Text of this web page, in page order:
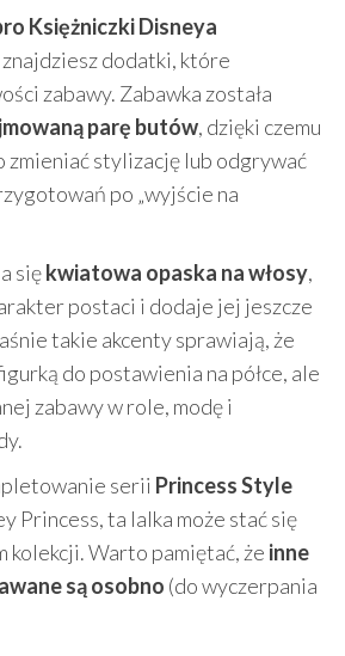
Księżniczki Disneya
znajdziesz dodatki, które
zabawy. Zabawka została
parę butów, dzięki czemu
zmieniać stylizację lub odgrywać
po „wyjście na
siękwiatowa opaska na włosy,
postaci i dodaje jej jeszcze
takie akcenty sprawiają, że
do postawienia na półce, ale
zabawy w role, modę i
serii Princess Style
Princess, ta lalka może stać się
kolekcji. Warto pamiętać, że inne
są osobno (do wyczerpania